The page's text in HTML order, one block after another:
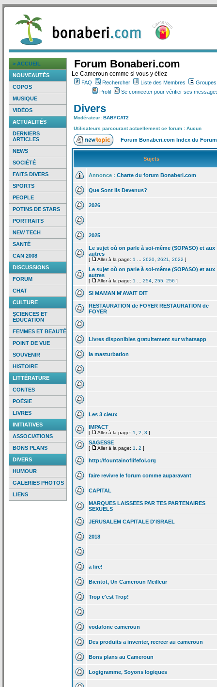
> ACCUEIL
NOUVEAUTÉS
COPOS
MUSIQUE
VIDÉOS
ACTUALITÉS
DERNIERS
ARTICLES
NEWS
SOCIÉTÉ
FAITS DIVERS
SPORTS
PEOPLE
POTINS DE STARS
PORTRAITS
NEW TECH
SANTÉ
CAN 2008
DISCUSSIONS
FORUM
CHAT
CULTURE
SCIENCES ET
ÉDUCATION
FEMMES ET BEAUTÉ
POINT DE VUE
SOUVENIR
HISTOIRE
LITTÉRATURE
CONTES
POÉSIE
LIVRES
INITIATIVES
ASSOCIATIONS
BONS PLANS
DIVERS
HUMOUR
GALERIES PHOTOS
LIENS
Forum Bonaberi.com
Le Cameroun comme si vous y étiez
FAQ Rechercher Liste des Membres
Profil
Se connecter pour vérifier ses
Divers
Modérateur: BABYCAT2
Utilisateurs parcourant actuellement ce forum : Aucun
Forum Bonaberi.com Index du Forum
Sujets
Annonce : Charte du forum Bonaberi.com
Que Sont Ils Devenus?
2026
2025
Le sujet où on parle à soi-même (SOPASO) et aux
autres
[ Aller à la page: 1 2620 2621 2622 ]
Le sujet où on parle à soi-même (SOPASO) et aux
autres
[ Aller à la page: 1 254 255 256 ]
SI MAMAN M'AVAIT DIT
RESTAURATION de FOYER RESTAURATION de
FOYER
Livres disponibles gratuitement sur whatsapp
la masturbation
Les 3 cieux
IMPACT
[ Aller à la page: 1 2 3 ]
SAGESSE
[ Aller à la page: 1 2 ]
http://fountainoflifefol.org
faire revivre le forum comme auparavant
CAPITAL
MARQUES LAISSEES PAR TES PARTENAIRES
SEXUELS
JERUSALEM CAPITALE D'ISRAEL
2018
a lire!
Bientot, Un Cameroun Meilleur
Trop c'est Trop!
vodafone cameroun
Des produits a inventer, recreer au cameroun
Bons plans au Cameroun
Logigramme, Soyons logiques